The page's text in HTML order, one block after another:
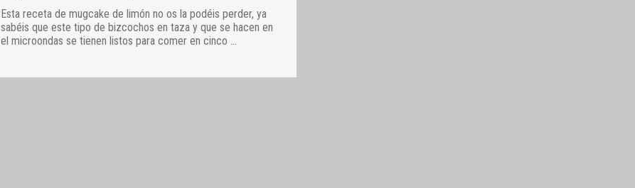
Esta receta de mugcake de limón no os la podéis perder, ya
sabéis que este tipo de bizcochos en taza y que se hacen en
el microondas se tienen listos para comer en cinco …